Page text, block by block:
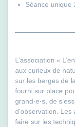
Séance unique
L’association «
aux curieux de
sur les berges de
fourni sur place
grand·e·s, de
d’observation. Les
faire sur les